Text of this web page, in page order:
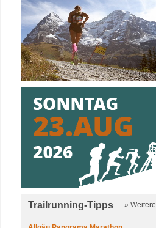
Trailrunning-Tipps » Weitere